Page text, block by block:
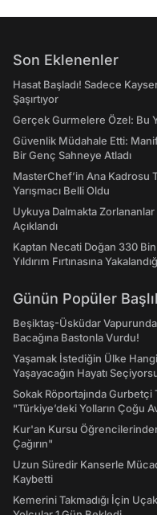
Son Eklenenler
Hasat Başladı! Sadece
Şaşırtıyor
Gerçek Gurmelere Özel: Bu
Güvenlik Müdahale Etti:
Bir Genç Sahneye Atladı
MasterChef’in Ana Kadrosu
Yarışmacı Belli Oldu
Uykuya Dalmakta
Açıklandı
Kaptan Necati Doğan 330
Yıldırım Fırtınasına
Günün Popüler
Beşiktaş-Üsküdar Vapurunda
Bacağına Bastonla Vurdu!
Yaşamak İstediğin Ülke
Yaşayacağın Hayatı
Sokak Röportajında Gurbetçi
"Türkiye’deki Yolların Çoğu
Kur'an Kursu
Çağırın"
Uzun Süredir Kanserle
Kaybetti
Kemerini Takmadığı İçin